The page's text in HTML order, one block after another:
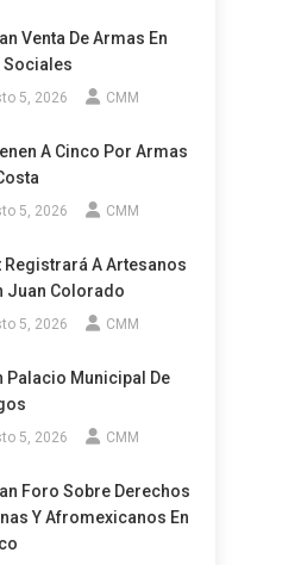
Venta De Armas En
Sociales
5, 2026 CMM
A Cinco Por Armas
5, 2026 CMM
Registrará A Artesanos
Juan Colorado
5, 2026 CMM
Palacio Municipal De
5, 2026 CMM
Foro Sobre Derechos
Y Afromexicanos En